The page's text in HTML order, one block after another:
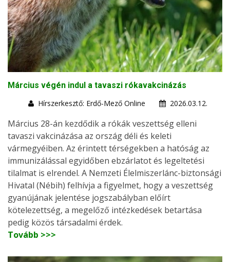
Március végén indul a tavaszi rókavakcinázás
Hírszerkesztő: Erdő-Mező Online
2026.03.12.
Március 28-án kezdődik a rókák veszettség elleni
tavaszi vakcinázása az ország déli és keleti
vármegyéiben. Az érintett térségekben a hatóság az
immunizálással egyidőben ebzárlatot és legeltetési
tilalmat is elrendel. A Nemzeti Élelmiszerlánc-biztonsági
Hivatal (Nébih) felhívja a figyelmet, hogy a veszettség
gyanújának jelentése jogszabályban előírt
kötelezettség, a megelőző intézkedések betartása
pedig közös társadalmi érdek.
Tovább >>>